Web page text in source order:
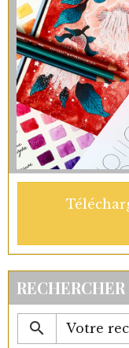
RECHERCHER